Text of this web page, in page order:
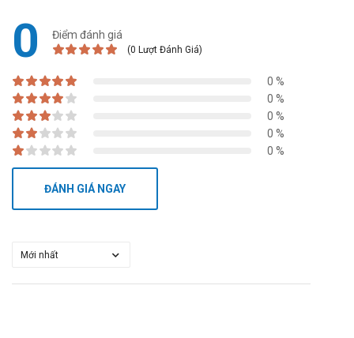
0 Điểm đánh giá
(0 Lượt Đánh Giá)
0 %
0 %
0 %
0 %
0 %
ĐÁNH GIÁ NGAY